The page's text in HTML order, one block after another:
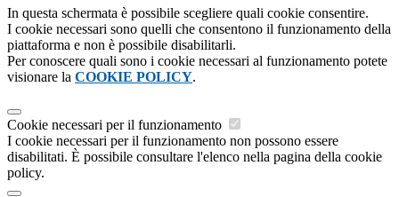
In questa schermata è possibile scegliere quali cookie consentire.
I cookie necessari sono quelli che consentono il funzionamento della
piattaforma e non è possibile disabilitarli.
Per conoscere quali sono i cookie necessari al funzionamento potete
visionare la COOKIE POLICY.
Cookie necessari per il funzionamento
I cookie necessari per il funzionamento non possono essere
disabilitati. È possibile consultare l'elenco nella pagina della cookie
policy.